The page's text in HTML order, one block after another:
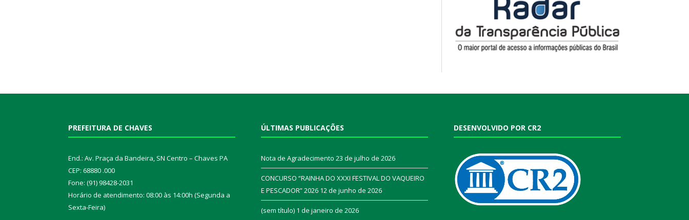
PREFEITURA DE CHAVES
End.: Av. Praça da Bandeira, SN Centro – Chaves PA
CEP: 68880 .000
Fone: (91) 98428-2031
Horário de atendimento: 08:00 às 14:00h (Segunda a
Sexta-Feira)
ÚLTIMAS PUBLICAÇÕES
Nota de Agradecimento 23 de julho de 2026
CONCURSO “RAINHA DO XXXI FESTIVAL DO VAQUEIRO
E PESCADOR” 2026 12 de junho de 2026
(sem título) 1 de janeiro de 2026
DESENVOLVIDO POR CR2